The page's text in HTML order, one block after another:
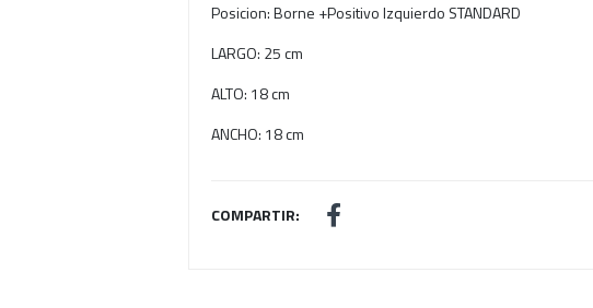
Posicion: Borne +Positivo Izquierdo STANDARD
LARGO: 25 cm
ALTO: 18 cm
ANCHO: 18 cm
COMPARTIR: